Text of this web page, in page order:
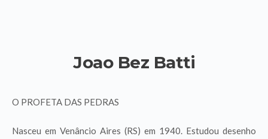
Joao Bez Batti
O PROFETA DAS PEDRAS
Nasceu em Venâncio Aires (RS) em 1940. Estudou desenho